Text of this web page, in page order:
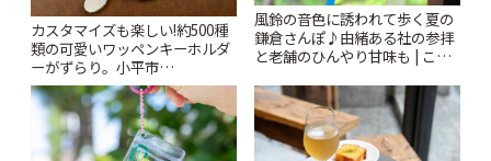
カスタマイズも楽しい!約500種
類の可愛いワッペンキーホルダ
ーがずらり。小平市
「Kimamaya T&K」 | ことりっ
ぷ
風鈴の音色に誘われて歩く夏の
鎌倉さんぽ♪由緒ある社の参拝
と老舗のひんやり甘味も | こと